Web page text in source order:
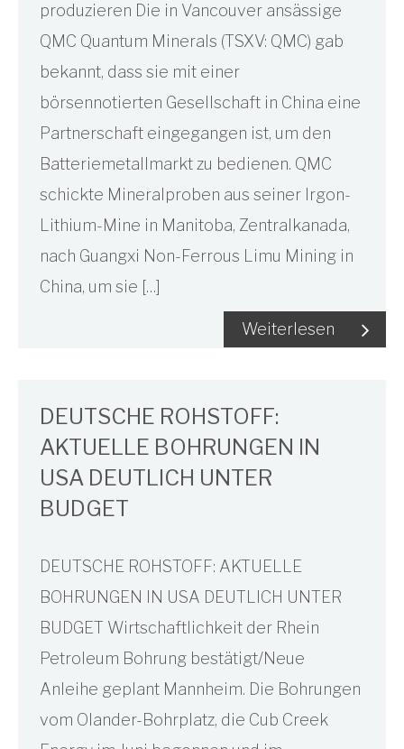
produzieren Die in Vancouver ansässige
QMC Quantum Minerals (TSXV: QMC) gab
bekannt, dass sie mit einer
börsennotierten Gesellschaft in China eine
Partnerschaft eingegangen ist, um den
Batteriemetallmarkt zu bedienen. QMC
schickte Mineralproben aus seiner Irgon-
Lithium-Mine in Manitoba, Zentralkanada,
nach Guangxi Non-Ferrous Limu Mining in
China, um sie […]
Weiterlesen
DEUTSCHE ROHSTOFF:
AKTUELLE BOHRUNGEN IN
USA DEUTLICH UNTER
BUDGET
DEUTSCHE ROHSTOFF: AKTUELLE
BOHRUNGEN IN USA DEUTLICH UNTER
BUDGET Wirtschaftlichkeit der Rhein
Petroleum Bohrung bestätigt/Neue
Anleihe geplant Mannheim. Die Bohrungen
vom Olander-Bohrplatz, die Cub Creek